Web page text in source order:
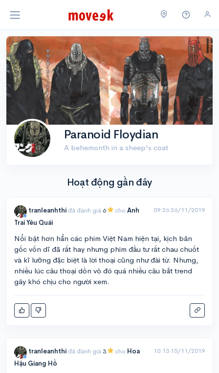
Paranoid Floydian
A behemonth in a sheep's coat
Hoạt động gần đây
tranleanhthi đã đánh giá 6 cho Anh
Trai Yêu Quái
09:26 26/11/2019
Nổi bật hơn hẳn các phim Việt Nam hiện tại, kịch bản
gốc vốn dĩ đã rất hay nhưng phim đầu tư rất chau chuốt
và kĩ lưỡng đặc biệt là lời thoại cũng như đài từ. Nhưng,
nhiều lúc câu thoại dồn vô đó quá nhiều câu bắt trend
gây khó chịu cho người xem.
tranleanhthi đã đánh giá 3 cho Hoa
Hậu Giang Hồ
10:13 15/11/2019